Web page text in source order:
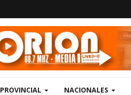
PROVINCIAL NACIONALES